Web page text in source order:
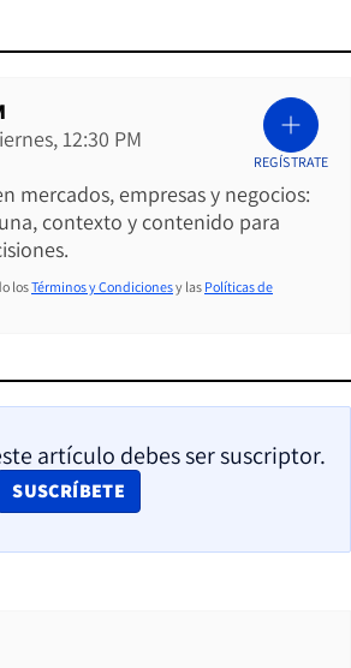
12:30 PM
mercados, empresas y negocios:
contexto y contenido para
REGÍSTRATE
losTérminos y Condicionesy las Políticas de
artículo debes ser suscriptor.
SUSCRÍBETE
OPENS IN NEW WINDOW